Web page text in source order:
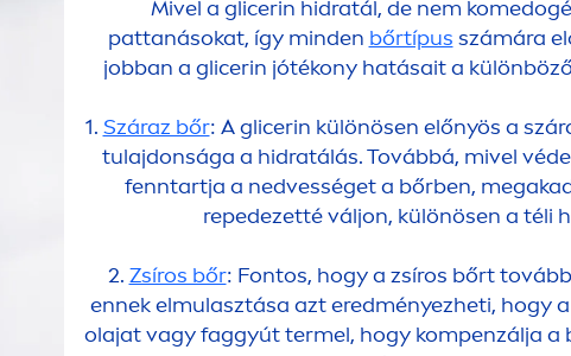
Mivel a glicerin hidratál, de nem
pattanásokat, így minden bőrtípus számára
jobban a glicerin jótékony hatásait a
1. Száraz bőr: A glicerin különösen előnyös a
tulajdonsága a hidratálás. Továbbá, mivel
fenntartja a nedvességet a bőrben,
repedezetté váljon, különösen a téli
2. Zsíros bőr: Fontos, hogy a zsíros bőrt
ennek elmulasztása azt eredményezheti, hogy
olajat vagy faggyút termel, hogy kompenzálja a